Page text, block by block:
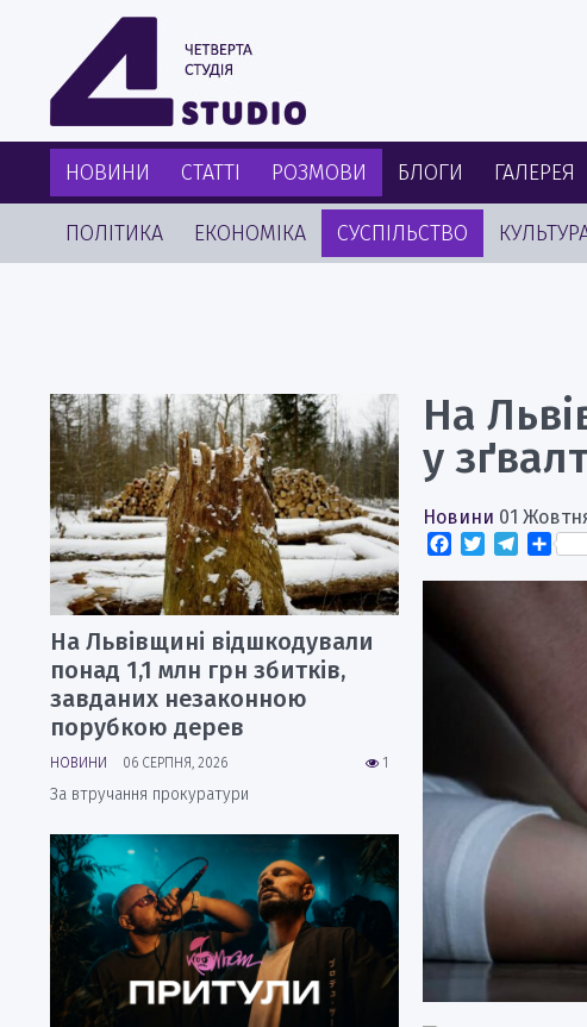
НОВИНИ СТАТТІ РОЗМОВИ БЛОГИ ГАЛЕРЕЯ
ПОЛІТИКА ЕКОНОМІКА СУСПІЛЬСТВО
На
у
Новини 01
Facebook
TwitterTelegram
На Львівщині відшкодували
понад 1,1 млн грн збитків,
завданих незаконною
порубкою дерев
1
НОВИНИ 06 СЕРПНЯ, 2026
За втручання прокуратури